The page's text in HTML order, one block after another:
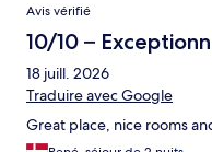
Avis vérifié
10/10 –
18 juill. 2026
Traduire avec Google
Great place, nice rooms